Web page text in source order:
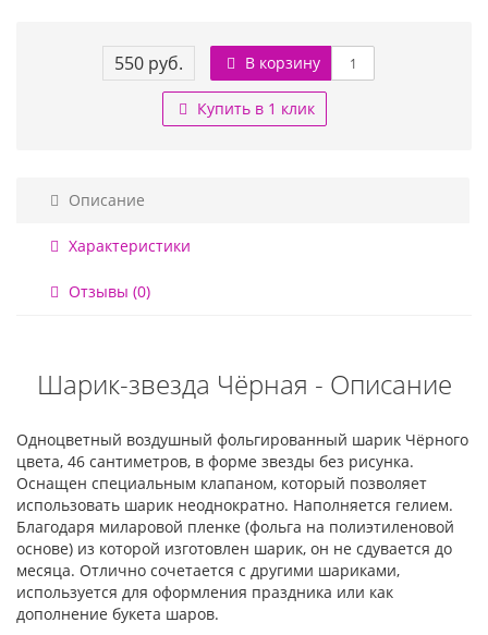
550 руб. В корзину
Купить в 1 клик
Описание
Характеристики
Отзывы (0)
Шарик-звезда Чёрная - Описание
Одноцветный воздушный фольгированный шарик Чёрного
цвета, 46 сантиметров, в форме звезды без рисунка.
Оснащен специальным клапаном, который позволяет
использовать шарик неоднократно. Наполняется гелием.
Благодаря миларовой пленке (фольга на полиэтиленовой
основе) из которой изготовлен шарик, он не сдувается до
месяца. Отлично сочетается с другими шариками,
используется для оформления праздника или как
дополнение букета шаров.